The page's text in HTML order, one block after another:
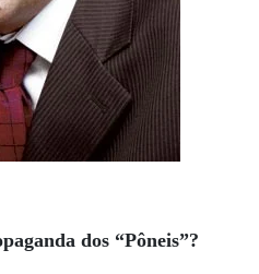
dos “Pôneis”?